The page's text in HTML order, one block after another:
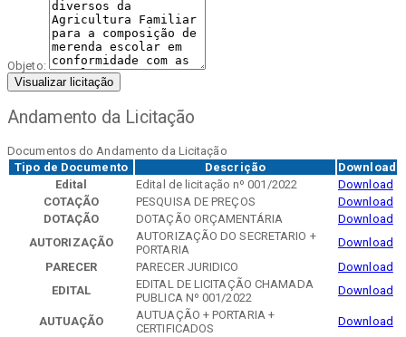
Objeto:
Visualizar licitação
Andamento da Licitação
Documentos do Andamento da Licitação
Tipo de Documento
Descrição
Download
Edital
Edital de licitação nº 001/2022
Download
COTAÇÃO
PESQUISA DE PREÇOS
Download
DOTAÇÃO
DOTAÇÃO ORÇAMENTÁRIA
Download
AUTORIZAÇÃO
AUTORIZAÇÃO DO SECRETARIO +
PORTARIA
Download
PARECER
PARECER JURIDICO
Download
EDITAL
EDITAL DE LICITAÇÃO CHAMADA
PUBLICA Nº 001/2022
Download
AUTUAÇÃO
AUTUAÇÃO + PORTARIA +
CERTIFICADOS
Download